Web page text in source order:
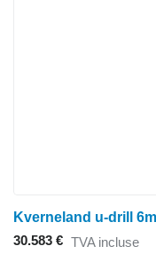
Kverneland u-drill 6m
30.583 € TVA incluse